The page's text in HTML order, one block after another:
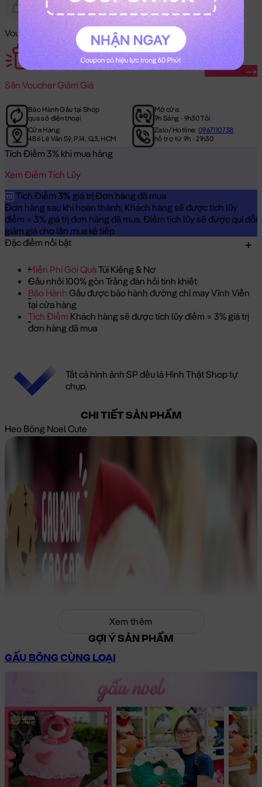
Gửi Tặng Hết Hàng
Voucher Mã Khuyến Mãi:
Săn Voucher Giảm Giá
Săn Ngay
Bảo Hành Gấu tại Shop
qua số điện thoại
Mở cửa:
9h Sáng - 9h30 Tối
Cửa Hàng:
486 Lê Văn Sỹ, P.14, Q.3, HCM
Zalo/Hotline:0967110738
hỗ trợ từ 9h - 21h30
Tích Điểm 3% khi mua hàng
Xem Điểm Tích Lũy
Tích Điểm 3% giá trị Đơn hàng đã mua
Đơn hàng sau khi hoàn thành, Khách hàng sẽ được tích lũy
điểm = 3% giá trị đơn hàng đã mua. Điểm tích lũy sẽ được qui đổi
giảm giá cho lần mua kế tiếp
Đặc điểm nổi bật
Miễn Phí Gói QuàTúi Kiếng & Nơ
Gấu nhồi 100% gòn Trắng đàn hồi tinh khiết
Bảo Hành Gấu được bảo hành đường chỉ may Vĩnh Viễn
tại cửa hàng
Tích Điểm Khách hàng sẽ được tích lũy điểm = 3% giá trị
đơn hàng đã mua
Tất cả hình ảnh SP đều là Hình Thật Shop tự
chụp.
CHI TIẾT SẢN PHẨM
Heo Bông Noel Cute
Xem thêm
GỢI Ý SẢN PHẨM
GẤU BÔNG CÙNG LOẠI